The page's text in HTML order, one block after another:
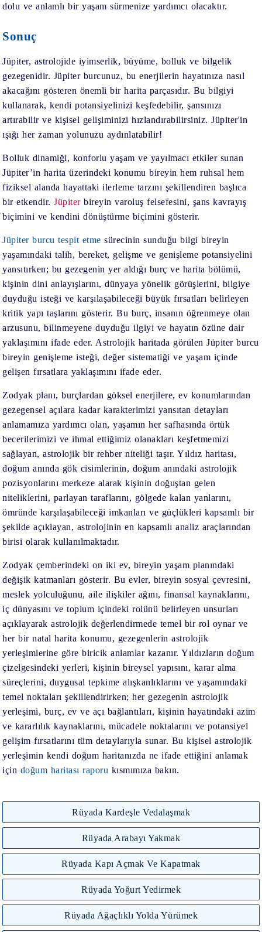
dolu ve anlamlı bir yaşam sürmenize yardımcı olacaktır.
Sonuç
Jüpiter, astrolojide iyimserlik, büyüme, bolluk ve bilgelik
gezegenidir. Jüpiter burcunuz, bu enerjilerin hayatınıza nasıl
akacağını gösteren önemli bir harita parçasıdır. Bu bilgiyi
kullanarak, kendi potansiyelinizi keşfedebilir, şansınızı
artırabilir ve kişisel gelişiminizi hızlandırabilirsiniz. Jüpiter'in
ışığı her zaman yolunuzu aydınlatabilir!
Bolluk dinamiği, konforlu yaşam ve yayılmacı etkiler sunan
Jüpiter’in harita üzerindeki konumu bireyin hem ruhsal hem
fiziksel alanda hayattaki ilerleme tarzını şekillendiren başlıca
bir etkendir.Jüpiterbireyin varoluş felsefesini, şans kavrayış
biçimini ve kendini dönüştürme biçimini gösterir.
Jüpiter burcu tespit etme sürecinin sunduğu bilgi bireyin
yaşamındaki talih, bereket, gelişme ve genişleme potansiyelini
yansıtırken; bu gezegenin yer aldığı burç ve harita bölümü,
kişinin dini anlayışlarını, dünyaya yönelik görüşlerini, bilgiye
duyduğu isteği ve karşılaşabileceği büyük fırsatları belirleyen
kritik yapı taşlarını gösterir. Bu burç, insanın öğrenmeye olan
arzusunu, bilinmeyene duyduğu ilgiyi ve hayatın özüne dair
yaklaşımını ifade eder. Astrolojik haritada görülen Jüpiter burcu
bireyin genişleme isteği, değer sistematiği ve yaşam içinde
gelişen fırsatlara yaklaşımını ifade eder.
Zodyak planı, burçlardan göksel enerjilere, ev konumlarından
gezegensel açılara kadar karakterimizi yansıtan detayları
anlamamıza yardımcı olan, yaşamın her safhasında örtük
becerilerimizi ve ihmal ettiğimiz olanakları keşfetmemizi
sağlayan, astrolojik bir rehber niteliği taşır. Yıldız haritası,
doğum anında gök cisimlerinin, doğum anındaki astrolojik
pozisyonlarını merkeze alarak kişinin doğuştan gelen
niteliklerini, parlayan taraflarını, gölgede kalan yanlarını,
ömründe karşılaşabileceği imkanları ve güçlükleri kapsamlı bir
şekilde açıklayan, astrolojinin en kapsamlı analiz araçlarından
birisi olarak kullanılmaktadır.
Zodyak çemberindeki on iki ev, bireyin yaşam planındaki
değişik katmanları gösterir. Bu evler, bireyin sosyal çevresini,
meslek yolculuğunu, aile ilişkiler ağını, finansal kaynaklarını,
iç dünyasını ve toplum içindeki rolünü belirleyen unsurları
açıklayarak astrolojik değerlendirmede temel bir rol oynar ve
her bir natal harita konumu, gezegenlerin astrolojik
yerleşimlerine göre biricik anlamlar kazanır. Yıldızların doğum
çizelgesindeki yerleri, kişinin bireysel yapısını, karar alma
süreçlerini, duygusal tepkime alışkanlıklarını ve yaşamındaki
temel noktaları şekillendirirken; her gezegenin astrolojik
yerleşimi, burç, ev ve açı bağlantıları, kişinin hayatındaki azim
ve kararlılık kaynaklarını, mücadele noktalarını ve potansiyel
gelişim fırsatlarını tüm detaylarıyla sunar. Bu kişisel astrolojik
yerleşimin kendi doğum haritanızda ne ifade ettiğini anlamak
için doğum haritası raporu kısmımıza bakın.
Rüyada Kardeşle Vedalaşmak
Rüyada Arabayı Yakmak
Rüyada Kapı Açmak Ve Kapatmak
Rüyada Yoğurt Yedirmek
Rüyada Ağaçlıklı Yolda Yürümek